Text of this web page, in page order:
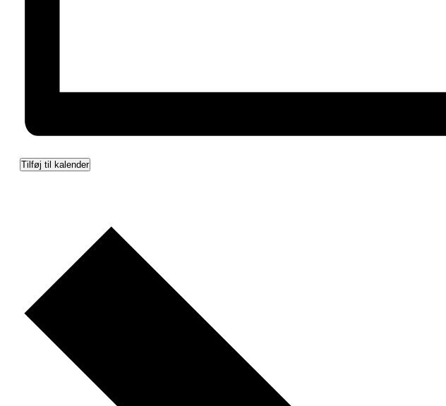
Tilføj til kalender